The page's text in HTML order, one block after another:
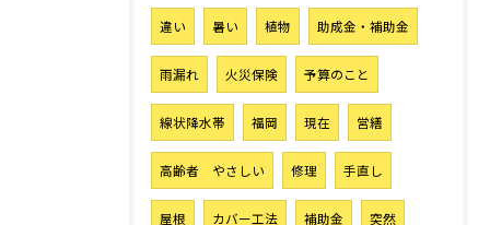
違い 暑い 植物 助成金・補助金
雨漏れ 火災保険 予算のこと
線状降水帯 福岡 現在 営繕
高齢者 やさしい 修理 手直し
屋根 カバー工法 補助金 突然